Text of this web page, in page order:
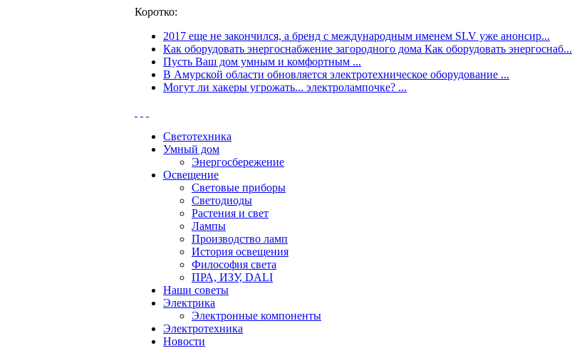
Коротко:
2017 еще не закончился, а бренд с международным именем SLV уже анонсир...
Как оборудовать энергоснабжение загородного дома Как оборудовать энергоснаб...
Пусть Ваш дом умным и комфортным ...
В Амурской области обновляется электротехническое оборудование ...
Могут ли хакеры угрожать... электролампочке? ...
Светотехника
Умный дом
Энергосбережение
Освещение
Световые приборы
Светодиоды
Растения и свет
Лампы
Производство ламп
История освещения
Философия света
ПРА, ИЗУ, DALI
Наши советы
Электрика
Электронные компоненты
Электротехника
Новости